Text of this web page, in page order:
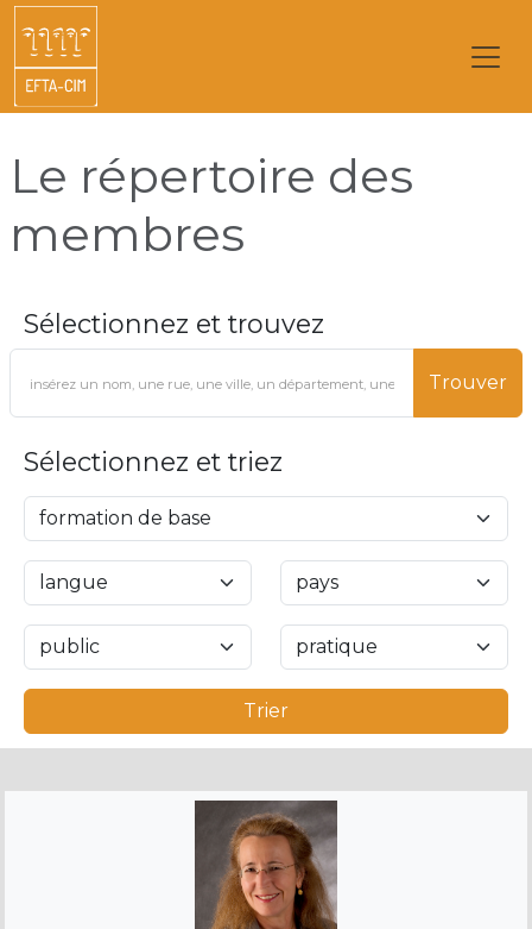
Le répertoire des
membres
Sélectionnez et trouvez
Trouver
Sélectionnez et triez
Trier